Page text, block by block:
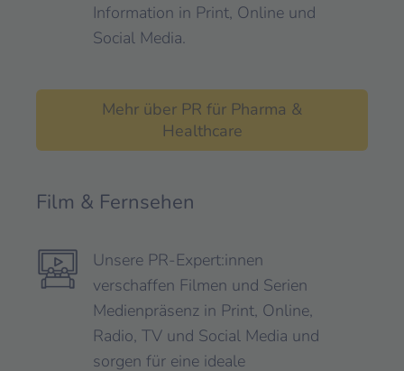
Information in Print, Online und
Social Media.
Mehr über PR für Pharma &
Healthcare
Film & Fernsehen
Unsere PR-Expert:innen
verschaffen Filmen und Serien
Medienpräsenz in Print, Online,
Radio, TV und Social Media und
sorgen für eine ideale